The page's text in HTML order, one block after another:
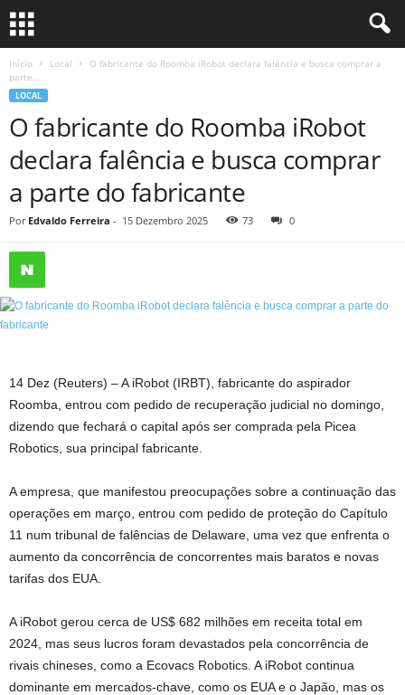
Início Local
O fabricante do Roomba iRobot declara falência e busca comprar a
parte...
LOCAL
O fabricante do Roomba iRobot
declara falência e busca comprar
a parte do fabricante
Por Edvaldo Ferreira - 15 Dezembro 2025 73 0
14 Dez (Reuters) – A iRobot (IRBT), fabricante do aspirador
Roomba, entrou com pedido de recuperação judicial no domingo,
dizendo que fechará o capital após ser comprada pela Picea
Robotics, sua principal fabricante.
A empresa, que manifestou preocupações sobre a continuação das
operações em março, entrou com pedido de proteção do Capítulo
11 num tribunal de falências de Delaware, uma vez que enfrenta o
aumento da concorrência de concorrentes mais baratos e novas
tarifas dos EUA.
A iRobot gerou cerca de US$ 682 milhões em receita total em
2024, mas seus lucros foram devastados pela concorrência de
rivais chineses, como a Ecovacs Robotics. A iRobot continua
dominante em mercados-chave, como os EUA e o Japão, mas os